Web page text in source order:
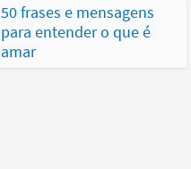
50 frases e mensagens
para entender o que é
amar